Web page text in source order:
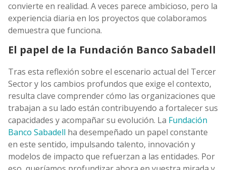
convierte en realidad. A veces parece ambicioso, pero la
experiencia diaria en los proyectos que colaboramos
demuestra que funciona.
El papel de la Fundación Banco Sabadell
Tras esta reflexión sobre el escenario actual del Tercer
Sector y los cambios profundos que exige el contexto,
resulta clave comprender cómo las organizaciones que
trabajan a su lado están contribuyendo a fortalecer sus
capacidades y acompañar su evolución. La Fundación
Banco Sabadell ha desempeñado un papel constante
en este sentido, impulsando talento, innovación y
modelos de impacto que refuerzan a las entidades. Por